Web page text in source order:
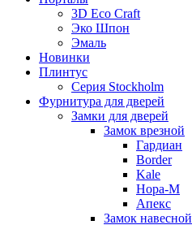
3D Eco Craft
Эко Шпон
Эмаль
Новинки
Плинтус
Серия Stockholm
Фурнитура для дверей
Замки для дверей
Замок врезной
Гардиан
Border
Kale
Нора-М
Апекс
Замок навесной